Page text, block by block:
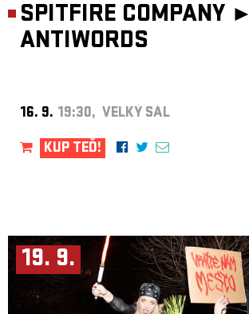
SPITFIRE COMPANY ►
ANTIWORDS
16. 9. 19:30, VELKÝ SÁL
KUP TEĎ!
19. 9.